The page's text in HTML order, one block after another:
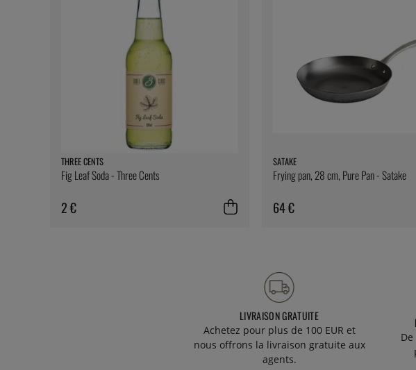
THREE CENTS
Fig Leaf Soda - Three Cents
2 €
SATAKE
Frying pan, 28 cm, Pure Pan - Satake
64 €
LIVRAISON GRATUITE
Achetez pour plus de 100 EUR et
nous offrons la livraison gratuite aux
agents.